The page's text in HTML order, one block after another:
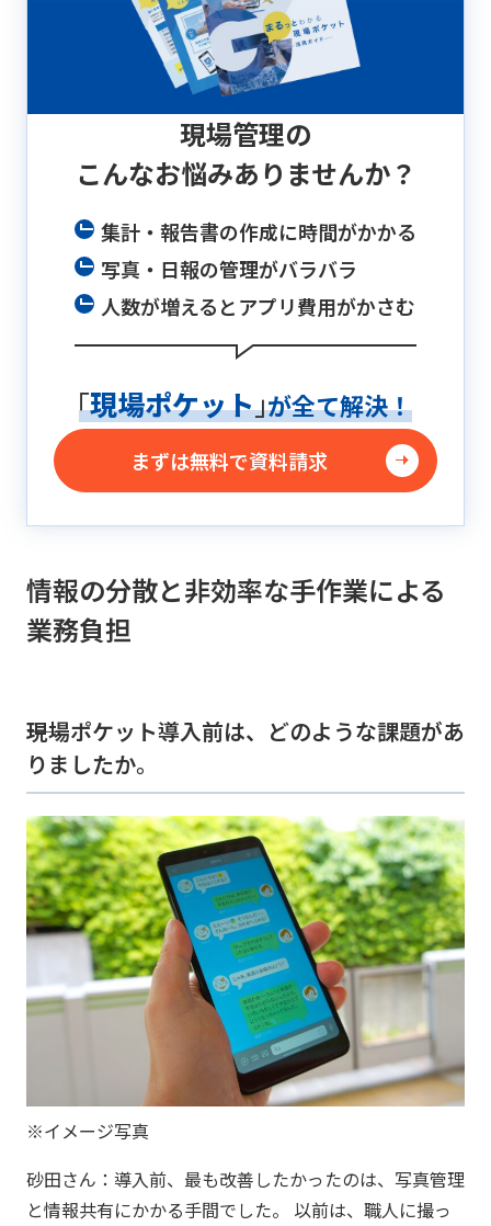
現場管理の
こんなお悩みありませんか？
集計・報告書の作成に時間がかかる
写真・日報の管理がバラバラ
人数が増えるとアプリ費用がかさむ
「現場ポケット」
が全て解決！
まずは無料で資料請求
情報の分散と非効率な手作業による
業務負担
――現場ポケット導入前は、どのような課題があ
りましたか。
※イメージ写真
砂田さん：導入前、最も改善したかったのは、写真管理
と情報共有にかかる手間でした。 以前は、職人に撮っ